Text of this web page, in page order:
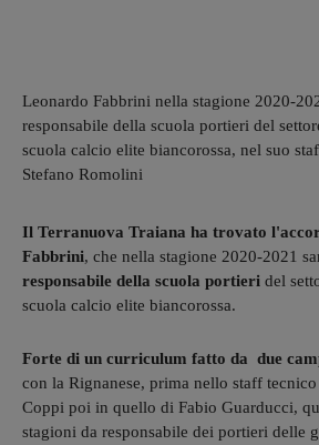
Leonardo Fabbrini nella stagione 2020-
responsabile della scuola portieri del
scuola calcio elite biancorossa, nel suo
Stefano Romolini
Il Terranuova Traiana ha trovato
Fabbrini, che nella stagione 2020-2021
responsabile della scuola portieri del
scuola calcio elite biancorossa.
Forte di un curriculum fatto da due
con la Rignanese, prima nello staff
Coppi poi in quello di Fabio Guarducci,
stagioni da responsabile dei portieri delle